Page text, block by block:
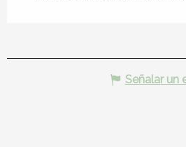
Señalar un